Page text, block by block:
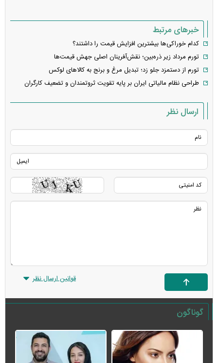
خبرهای مرتبط
کدام خوراکی‌ها بیشترین افزایش قیمت را داشتند؟
تورم مرداد زیر ذره‌بین؛ نقش‌آفرینان اصلی جهش قیمت‌ها
تورم از دستمزد جلو زد؛ تبدیل مرغ و برنج به کالا‌های لوکس
طراحی نظام مالیاتی ایران بر پایه تقویت ثروتمندان و تضعیف کارگران
ارسال نظر
قوانین ارسال نظر
گوناگون